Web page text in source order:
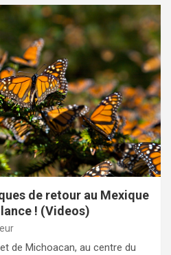
de retour au Mexique
! (Videos)
de Michoacan, au centre du